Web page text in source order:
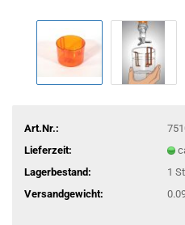
Art.Nr.:
Lieferzeit:
Lagerbestand: 1
Versandgewicht: